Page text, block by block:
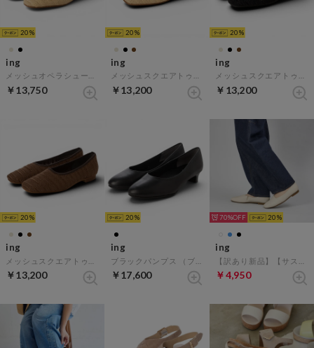
20
ing
￥13,750
20
ing
￥13,200
20
ing
￥13,200
20
ing
￥13,200
20
ing
￥17,600
70% 20
ing
￥4,950